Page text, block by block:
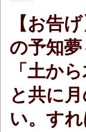
【お告
の予知
「土か
と共に
い。す